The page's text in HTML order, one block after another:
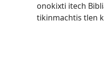
onokixti itech
tikinmachtis tlen